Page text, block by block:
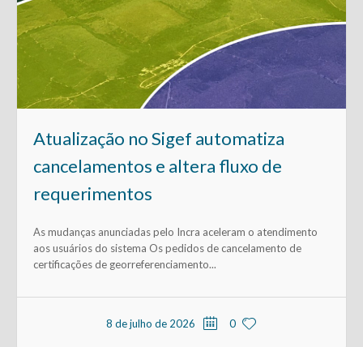
Atualização no Sigef automatiza
cancelamentos e altera fluxo de
requerimentos
As mudanças anunciadas pelo Incra aceleram o atendimento
aos usuários do sistema Os pedidos de cancelamento de
certificações de georreferenciamento...
8 de julho de 2026 0